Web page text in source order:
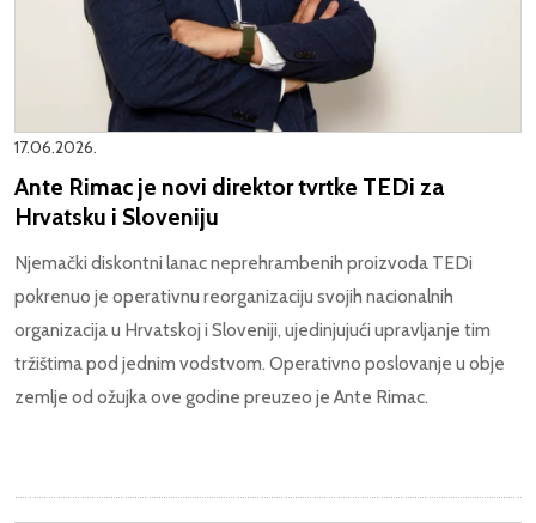
17.06.2026.
Ante Rimac je novi direktor tvrtke TEDi za
Hrvatsku i Sloveniju
Njemački diskontni lanac neprehrambenih proizvoda TEDi
pokrenuo je operativnu reorganizaciju svojih nacionalnih
organizacija u Hrvatskoj i Sloveniji, ujedinjujući upravljanje tim
tržištima pod jednim vodstvom. Operativno poslovanje u obje
zemlje od ožujka ove godine preuzeo je Ante Rimac.